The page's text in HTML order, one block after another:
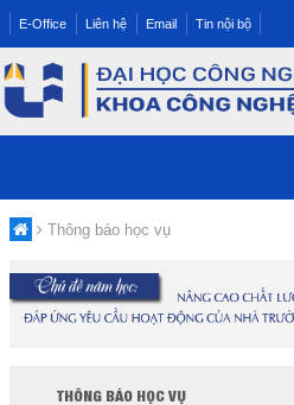
E-Office Liên hệ Email Tin nội bộ
Thông báo học vụ
THÔNG BÁO HỌC VỤ